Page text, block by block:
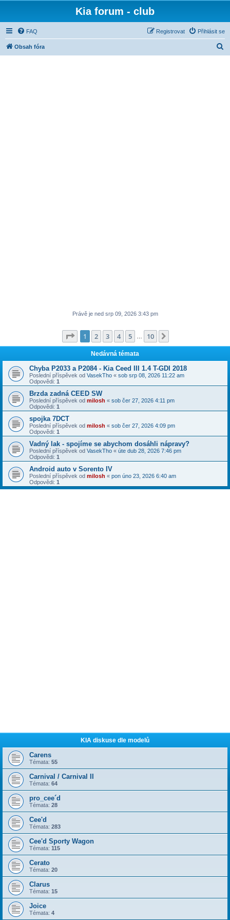
Kia forum - club
FAQ Přihlásit se
Registrovat
Obsah fóra
Právě je ned srp 09, 2026 3:43 pm
Stránka z 10
1 2 3 4 5 10
Nedávná témata
Chyba P2033 a P2084 - Kia Ceed III 1.4 T-GDI 2018
Poslední příspěvek od VasekTho « sob srp 08, 2026 11:22 am
Odpovědi: 1
Brzda zadná CEED SW
Poslední příspěvek od milosh « sob čer 27, 2026 4:11 pm
Odpovědi: 1
spojka 7DCT
Poslední příspěvek od milosh « sob čer 27, 2026 4:09 pm
Odpovědi: 1
Vadný lak - spojíme se abychom dosáhli nápravy?
Poslední příspěvek od VasekTho « úte dub 28, 2026 7:46 pm
Odpovědi: 1
Android auto v Sorento IV
Poslední příspěvek od milosh « pon úno 23, 2026 6:40 am
Odpovědi: 1
KIA diskuse dle modelů
Carens
Témata: 55
Carnival / Carnival II
Témata: 64
pro_cee´d
Témata: 28
Cee'd
Témata: 283
Cee'd Sporty Wagon
Témata: 115
Cerato
Témata: 20
Clarus
Témata: 15
Joice
Témata: 4